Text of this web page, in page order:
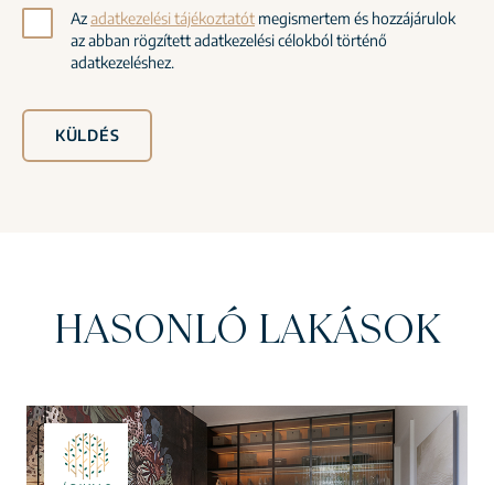
Azadatkezelési tájékoztatót megismertem és hozzájárulok
az abban rögzített adatkezelési célokból történő
adatkezeléshez.
KÜLDÉS
HASONLÓ LAKÁSOK